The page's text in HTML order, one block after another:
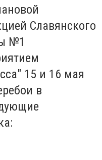
Славянского
№1
15 и 16 мая
в